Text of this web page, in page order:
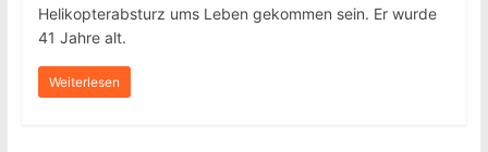
Helikopterabsturz ums Leben gekommen sein. Er wurde
41 Jahre alt.
Weiterlesen